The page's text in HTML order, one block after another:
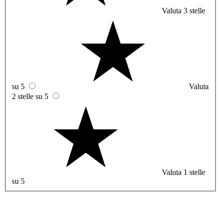
Valuta 3 stelle
su 5
Valuta
2 stelle su 5
Valuta 1 stelle
su 5